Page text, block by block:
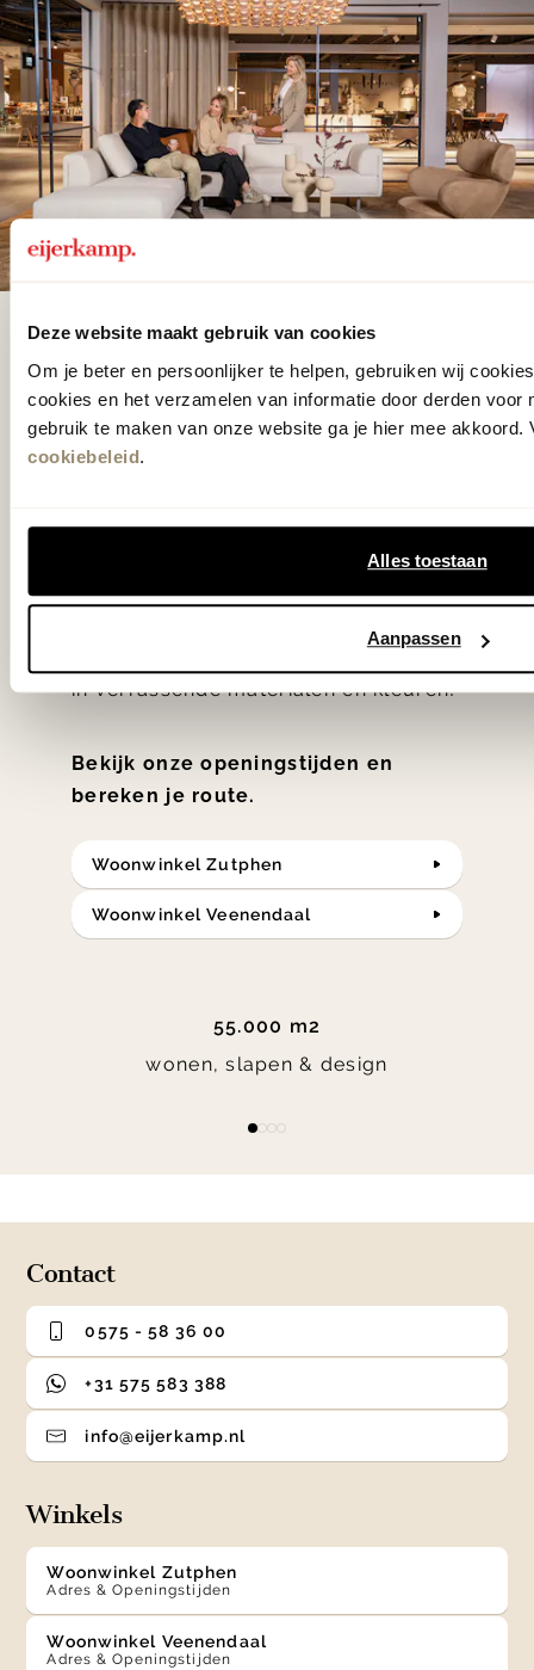
Deze website maakt gebruik van cookies
Om je beter en persoonlijker te helpen, gebruiken wij
cookies en het verzamelen van informatie door derden voor
gebruik te maken van onze website ga je hier mee akkoord.
cookiebeleid.
Alles toestaan
Aanpassen
De woonwinkel
gezien op tv!
Wie kent het programma vtwonen
samengesteld met de mooiste
klassiekers en de nieuwste ontwerpen
in verrassende materialen en kleuren!
Bekijk onze openingstijden en
bereken je route.
Woonwinkel Zutphen
Woonwinkel Veenendaal
55.000 m2
wonen, slapen & design
Contact
0575 - 58 36 00
+31 575 583 388
info@eijerkamp.nl
Winkels
Woonwinkel Zutphen
Adres & Openingstijden
Woonwinkel Veenendaal
Adres & Openingstijden